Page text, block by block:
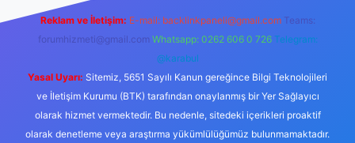
Reklam ve İletişim: E-mail: backlinkpaneli@gmail.com Teams:
forumhizmeti@gmail.com Whatsapp: 0262 606 0 726 Telegram:
@karabul
Yasal Uyarı: Sitemiz, 5651 Sayılı Kanun gereğince Bilgi Teknolojileri
ve İletişim Kurumu (BTK) tarafından onaylanmış bir Yer Sağlayıcı
olarak hizmet vermektedir. Bu nedenle, sitedeki içerikleri proaktif
olarak denetleme veya araştırma yükümlülüğümüz bulunmamaktadır.